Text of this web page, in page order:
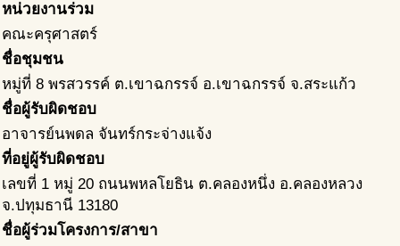
หน่วยงานร่วม
คณะครุศาสตร์
ชื่อชุมชน
หมู่ที่ 8 พรสวรรค์ ต.เขาฉกรรจ์ อ.เขาฉกรรจ์ จ.สระแก้ว
ชื่อผู้รับผิดชอบ
อาจารย์นพดล จันทร์กระจ่างแจ้ง
ที่อยู่ผู้รับผิดชอบ
เลขที่ 1 หมู่ 20 ถนนพหลโยธิน ต.คลองหนึ่ง อ.คลองหลวง
จ.ปทุมธานี 13180
ชื่อผู้ร่วมโครงการ/สาขา